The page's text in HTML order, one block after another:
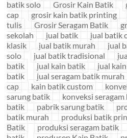
batik solo
Grosir Kain Batik
cap
grosir kain batik printing
tulis
Grosir Seragam Batik
sekolah
jual batik jual batik
klasik
jual batik murah jual
solo
jual batik tradisional
batik
jual kain batik jual
batik
jual seragam batik murah
cap
kain batik custom
sarung batik
konveksi
batik
pabrik sarung batik
batik murah
produksi batik
Batik
produksi seragam batik